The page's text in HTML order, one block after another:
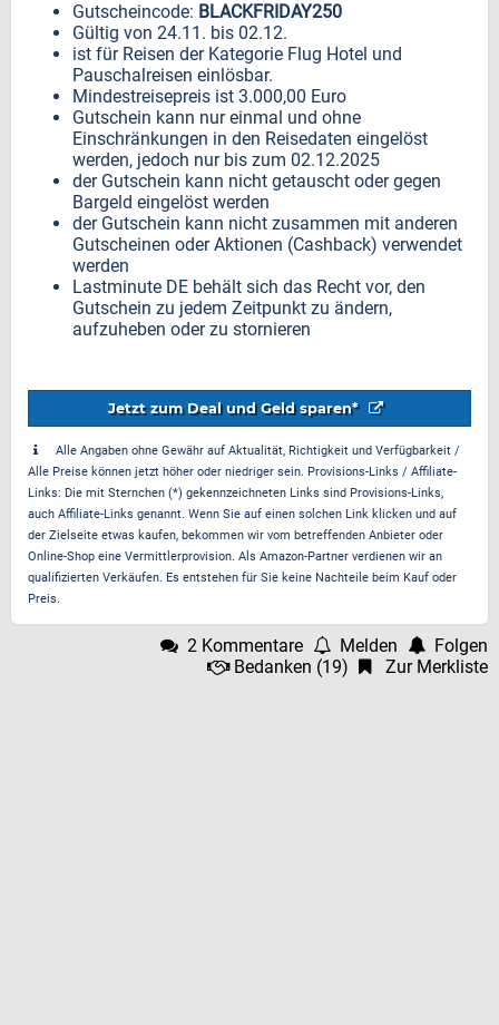
Gutscheincode: BLACKFRIDAY250
Gültig von 24.11. bis 02.12.
ist für Reisen der Kategorie Flug Hotel und
Pauschalreisen einlösbar.
Mindestreisepreis ist 3.000,00 Euro
Gutschein kann nur einmal und ohne
Einschränkungen in den Reisedaten eingelöst
werden, jedoch nur bis zum 02.12.2025
der Gutschein kann nicht getauscht oder gegen
Bargeld eingelöst werden
der Gutschein kann nicht zusammen mit anderen
Gutscheinen oder Aktionen (Cashback) verwendet
werden
Lastminute DE behält sich das Recht vor, den
Gutschein zu jedem Zeitpunkt zu ändern,
aufzuheben oder zu stornieren
Jetzt zum Deal und Geld sparen*
Alle Angaben ohne Gewähr auf Aktualität, Richtigkeit und Verfügbarkeit /
Alle Preise können jetzt höher oder niedriger sein. Provisions-Links / Affiliate-
Links: Die mit Sternchen (*) gekennzeichneten Links sind Provisions-Links,
auch Affiliate-Links genannt. Wenn Sie auf einen solchen Link klicken und auf
der Zielseite etwas kaufen, bekommen wir vom betreffenden Anbieter oder
Online-Shop eine Vermittlerprovision. Als Amazon-Partner verdienen wir an
qualifizierten Verkäufen. Es entstehen für Sie keine Nachteile beim Kauf oder
Preis.
2 Kommentare Melden
Folgen
Bedanken (19) Zur Merkliste